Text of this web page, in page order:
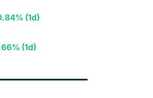
(1d)
(1d)